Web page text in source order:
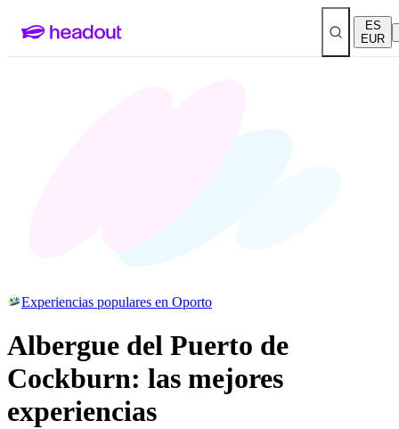
ES
EUR
Experiencias populares en Oporto
Albergue del Puerto de
Cockburn: las mejores
experiencias